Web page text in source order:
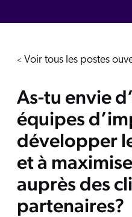
< Voir tous les postes
As-tu envie
équipes
développer
et à
auprès des
partenaires?